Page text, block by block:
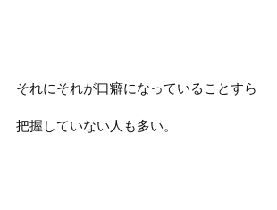
それにそれが口癖になっていることすら
把握していない人も多い。